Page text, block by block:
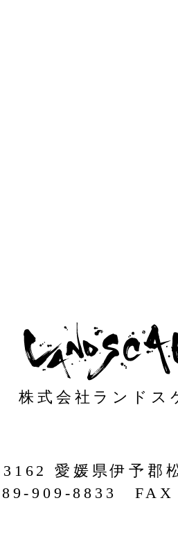
愛媛県伊予郡
909-8833 FAX
株式会社ランドス